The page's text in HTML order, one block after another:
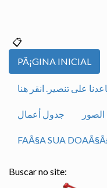
PÃ¡GINA INICIAL
جدول أعمال
FAÃ§A SUA
Buscar no site: